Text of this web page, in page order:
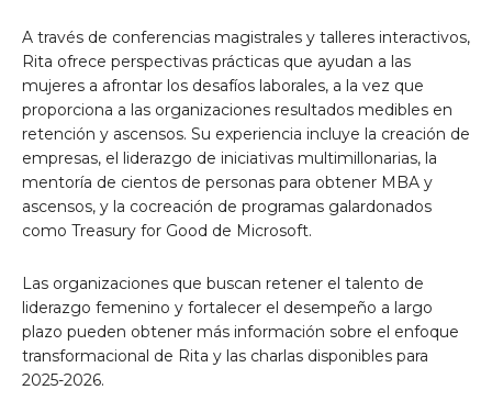
A través de conferencias magistrales y talleres interactivos,
Rita ofrece perspectivas prácticas que ayudan a las
mujeres a afrontar los desafíos laborales, a la vez que
proporciona a las organizaciones resultados medibles en
retención y ascensos. Su experiencia incluye la creación de
empresas, el liderazgo de iniciativas multimillonarias, la
mentoría de cientos de personas para obtener MBA y
ascensos, y la cocreación de programas galardonados
como Treasury for Good de Microsoft.
Las organizaciones que buscan retener el talento de
liderazgo femenino y fortalecer el desempeño a largo
plazo pueden obtener más información sobre el enfoque
transformacional de Rita y las charlas disponibles para
2025-2026.